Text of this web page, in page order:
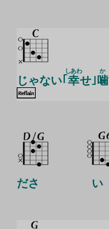
じゃない｢ 幸
しあわ
せ｣ 噛
か
ださ い